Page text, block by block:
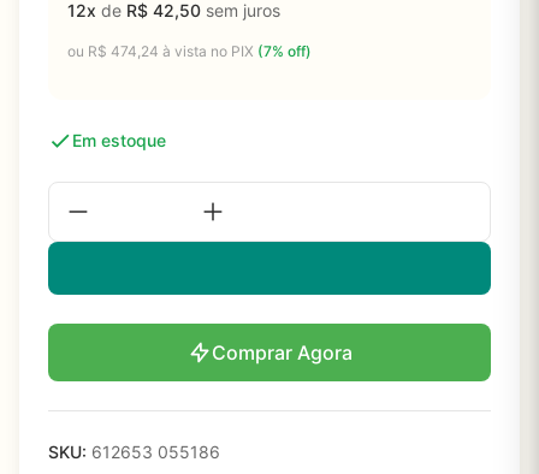
12x de R$ 42,50 sem juros
ou R$ 474,24 à vista no PIX (7% off)
Em estoque
Comprar Agora
SKU: 612653 055186